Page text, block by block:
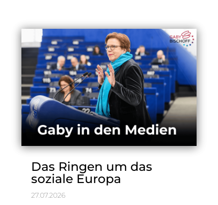
Das Ringen um das
soziale Europa
27.07.2026